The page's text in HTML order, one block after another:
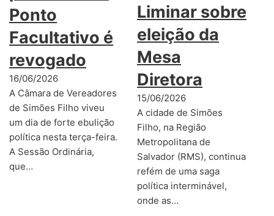
Ponto
Facultativo é
revogado
16/06/2026
A Câmara de Vereadores
de Simões Filho viveu
um dia de forte ebulição
política nesta terça-feira.
A Sessão Ordinária,
que…
Liminar sobre
eleição da
Mesa
Diretora
15/06/2026
A cidade de Simões
Filho, na Região
Metropolitana de
Salvador (RMS), continua
refém de uma saga
política interminável,
onde as…